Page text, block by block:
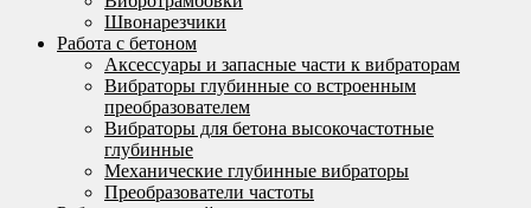
Швонарезчики
Работа с бетоном
Аксессуары и запасные части к вибраторам
Вибраторы глубинные со встроенным
преобразователем
Вибраторы для бетона высокочастотные
глубинные
Механические глубинные вибраторы
Преобразователи частоты